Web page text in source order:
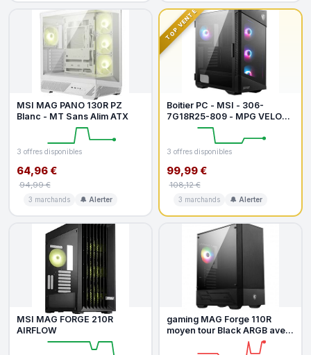
MSI MAG PANO 130R PZ
Blanc - MT Sans Alim ATX
3 offres disponibles
64,96 €
94,99 €
3 marchands 🔔 Alerter
TOP VENTE
Boitier PC - MSI - 306-
7G18R25-809 - MPG VELOX
3 offres disponibles
99,99 €
108,12 €
3 marchands 🔔 Alerter
MSI MAG FORGE 210R
AIRFLOW
gaming MAG Forge 110R
moyen tour Black ARGB avec